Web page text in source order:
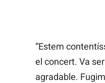
“Estem
el concert. Va
agradable.